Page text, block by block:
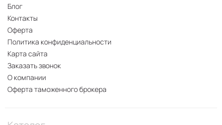
Блог
Контакты
Оферта
Политика конфиденциальности
Карта сайта
Заказать звонок
О компании
Оферта таможенного брокера